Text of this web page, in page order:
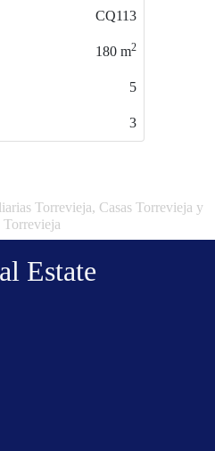
DNS194K
86m
Torrevieja, Casas Torrevieja y
Torrevieja
Estate